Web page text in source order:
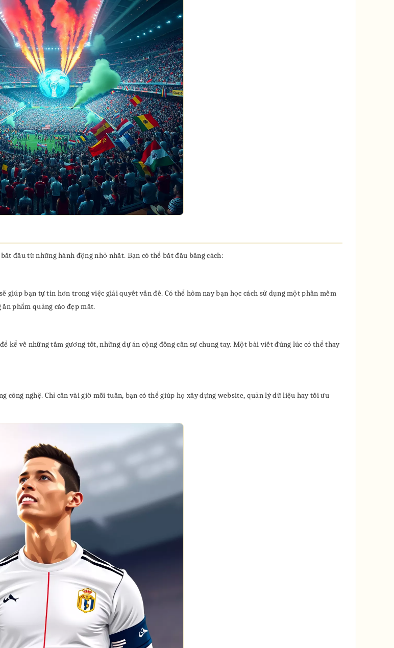
đầu từ những hành động nhỏ nhất. Bạn có thể bắt đầu bằng cách:
giúp bạn tự tin hơn trong việc giải quyết vấn đề. Có thể hôm nay bạn học cách sử dụng một phần mềm
phẩm quảng cáo đẹp mắt.
kể về những tấm gương tốt, những dự án cộng đồng cần sự chung tay. Một bài viết đúng lúc có thể thay
nghệ. Chỉ cần vài giờ mỗi tuần, bạn có thể giúp họ xây dựng website, quản lý dữ liệu hay tối ưu